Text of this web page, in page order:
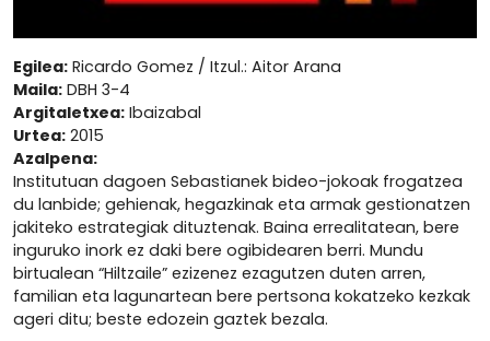
Egilea: Ricardo Gomez / Itzul.: Aitor Arana
Maila: DBH 3-4
Argitaletxea: Ibaizabal
Urtea: 2015
Azalpena:
Institutuan dagoen Sebastianek bideo-jokoak frogatzea
du lanbide; gehienak, hegazkinak eta armak gestionatzen
jakiteko estrategiak dituztenak. Baina errealitatean, bere
inguruko inork ez daki bere ogibidearen berri. Mundu
birtualean “Hiltzaile” ezizenez ezagutzen duten arren,
familian eta lagunartean bere pertsona kokatzeko kezkak
ageri ditu; beste edozein gaztek bezala.